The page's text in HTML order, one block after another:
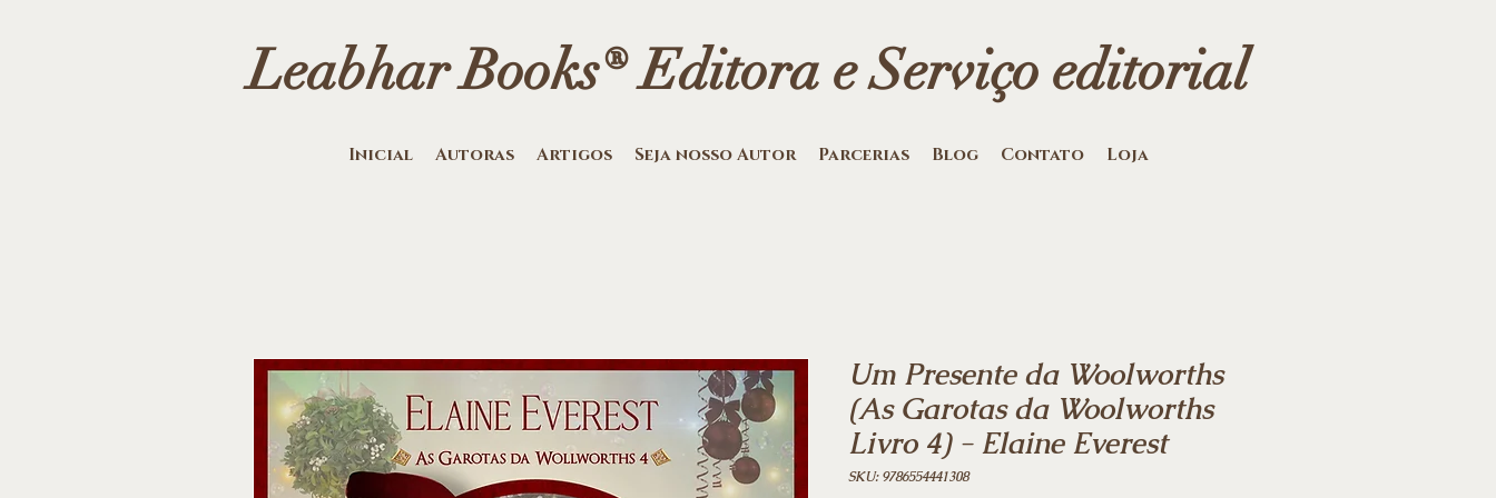
Leabhar Books® Editora e Serviço editorial
Inicial Autoras Artigos Seja nosso Autor Parcerias Blog Contato Loja
Um Presente da Woolworths
(As Garotas da Woolworths
Livro 4) - Elaine Everest
SKU: 9786554441308